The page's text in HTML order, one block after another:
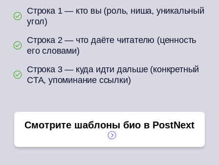
Строка 1 — кто вы (роль, ниша, уникальный
угол)
Строка 2 — что даёте читателю (ценность
его словами)
Строка 3 — куда идти дальше (конкретный
CTA, упоминание ссылки)
Смотрите шаблоны био в PostNext